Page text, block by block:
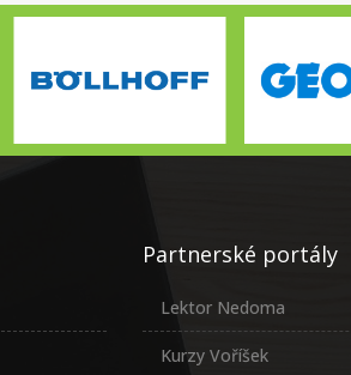
Partnerské portály
Lektor Nedoma
Kurzy Voříšek